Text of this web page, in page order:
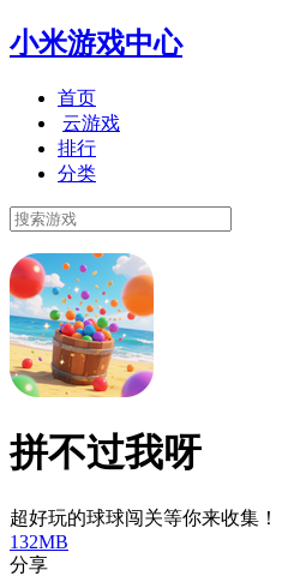
小米游戏中心
首页
云游戏
排行
分类
拼不过我呀
超好玩的球球闯关等你来收集！
132MB
分享